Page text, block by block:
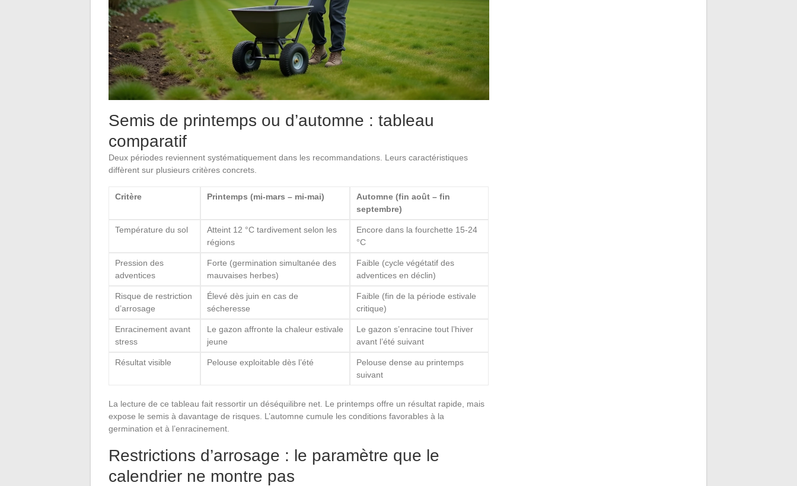
Semis de printemps ou d’automne : tableau
comparatif
Deux périodes reviennent systématiquement dans les recommandations. Leurs caractéristiques
diffèrent sur plusieurs critères concrets.
Critère Printemps (mi-mars – mi-mai)
Automne (fin août – fin
septembre)
Température du sol
Atteint 12 °C tardivement selon les
régions
Encore dans la fourchette 15-24
°C
Pression des
adventices
Forte (germination simultanée des
mauvaises herbes)
Faible (cycle végétatif des
adventices en déclin)
Risque de restriction
d’arrosage
Élevé dès juin en cas de
sécheresse
Faible (fin de la période estivale
critique)
Enracinement avant
stress
Le gazon affronte la chaleur estivale
jeune
Le gazon s’enracine tout l’hiver
avant l’été suivant
Résultat visible Pelouse exploitable dès l’été
Pelouse dense au printemps
suivant
La lecture de ce tableau fait ressortir un déséquilibre net. Le printemps offre un résultat rapide, mais
expose le semis à davantage de risques. L’automne cumule les conditions favorables à la
germination et à l’enracinement.
Restrictions d’arrosage : le paramètre que le
calendrier ne montre pas